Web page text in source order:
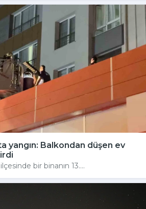
yangın: Balkondan düşen ev
bir binanın 13....